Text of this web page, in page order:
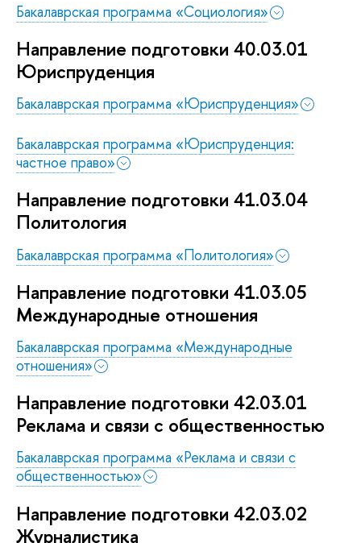
Бакалаврская программа «Социология»
Направление подготовки 40.03.01
Юриспруденция
Бакалаврская программа «Юриспруденция»
Бакалаврская программа «Юриспруденция:
частное право»
Направление подготовки 41.03.04
Политология
Бакалаврская программа «Политология»
Направление подготовки 41.03.05
Международные отношения
Бакалаврская программа «Международные
отношения»
Направление подготовки 42.03.01
Реклама и связи с общественностью
Бакалаврская программа «Реклама и связи с
общественностью»
Направление подготовки 42.03.02
Журналистика